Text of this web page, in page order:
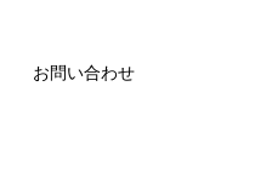
お問い合わせ